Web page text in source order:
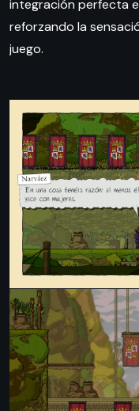
integración perfecta
reforzando la
juego.